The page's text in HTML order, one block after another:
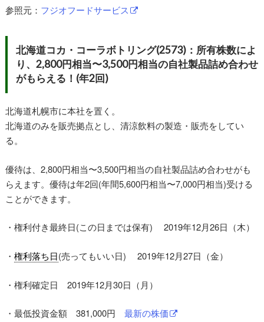
参照元： フジオフードサービス
北海道コカ・コーラボトリング(2573)：所有株数によ
り、2,800円相当〜3,500円相当の自社製品詰め合わせ
がもらえる！(年2回)
北海道札幌市に本社を置く。
北海道のみを販売拠点とし、清涼飲料の製造・販売をしてい
る。
優待は、2,800円相当〜3,500円相当の自社製品詰め合わせがも
らえます。優待は年2回(年間5,600円相当〜7,000円相当)受ける
ことができます。
・権利付き最終日(この日までは保有) 2019年12月26日（木）
・ 権利落ち日(売ってもいい日) 2019年12月27日（金）
・権利確定日 2019年12月30日（月）
・最低投資金額 381,000円 最新の株価